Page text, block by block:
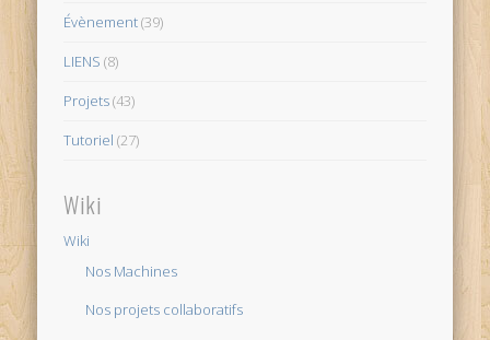
Évènement(39)
LIENS (8)
Projets(43)
Tutoriel (27)
Wiki
Wiki
Nos Machines
Nos projets collaboratifs